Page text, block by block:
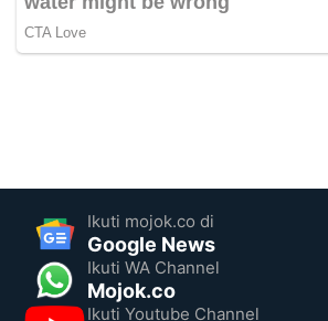
Ikuti mojok.co di
Google News
Ikuti WA Channel
Mojok.co
Ikuti Youtube Channel